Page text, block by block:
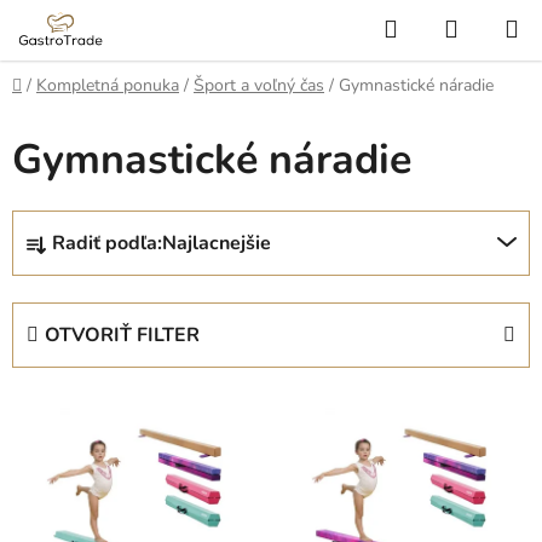
Prejsť
obsah
Hľadať
KOŠÍK
Domov
/ Kompletná ponuka / Šport a voľný čas / Gymnastické náradie
Gymnastické náradie
R
d
Radiť podľa:Najlacnejšie
OTVORIŤ FILTER